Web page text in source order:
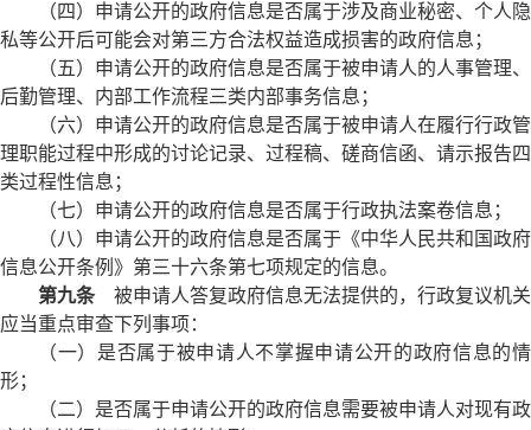
（四）申请公开的政府信息是否属于涉及商业秘密、个人隐
私等公开后可能会对第三方合法权益造成损害的政府信息；
（五）申请公开的政府信息是否属于被申请人的人事管理、
后勤管理、内部工作流程三类内部事务信息；
（六）申请公开的政府信息是否属于被申请人在履行行政管
理职能过程中形成的讨论记录、过程稿、磋商信函、请示报告四
类过程性信息；
（七）申请公开的政府信息是否属于行政执法案卷信息；
（八）申请公开的政府信息是否属于《中华人民共和国政府
信息公开条例》第三十六条第七项规定的信息。
第九条被申请人答复政府信息无法提供的，行政复议机关
应当重点审查下列事项：
（一）是否属于被申请人不掌握申请公开的政府信息的情
形；
（二）是否属于申请公开的政府信息需要被申请人对现有政